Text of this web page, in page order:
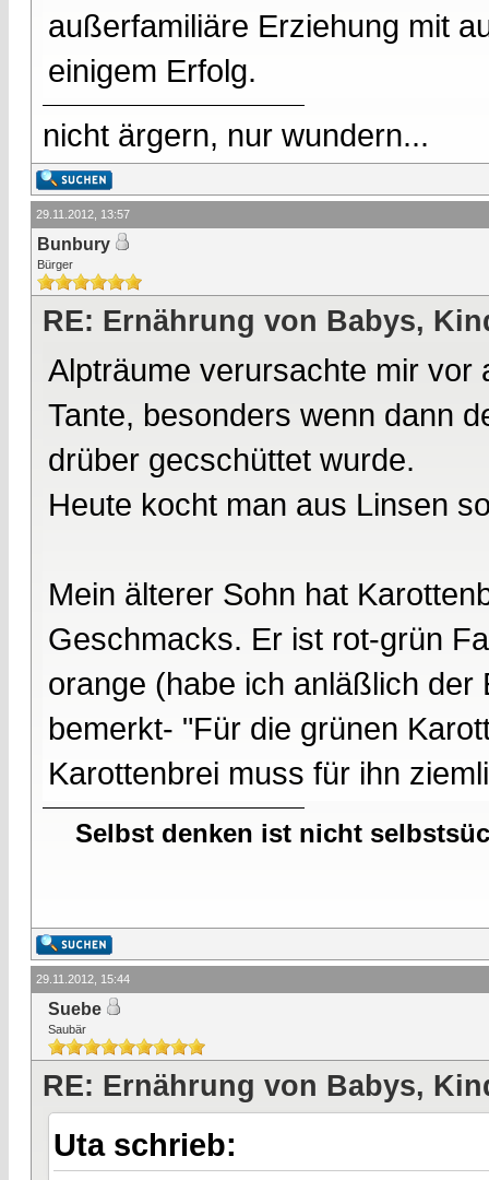
außerfamiliäre Erziehung mit
einigem Erfolg.
nicht ärgern, nur wundern...
29.11.2012, 13:57
Bunbury
Bürger
RE: Ernährung von Babys,
Alpträume verursachte mir vor
Tante, besonders wenn dann
drüber gecschüttet wurde.
Heute kocht man aus Linsen
Mein älterer Sohn hat
Geschmacks. Er ist rot-grün
orange (habe ich anläßlich
bemerkt- "Für die grünen
Karottenbrei muss für ihn
Selbst denken ist nicht
29.11.2012, 15:44
Suebe
Saubär
RE: Ernährung von Babys,
Uta schrieb: